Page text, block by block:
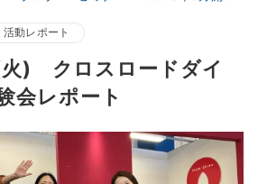
活動レポート
) クロスロードダイ
会レポート